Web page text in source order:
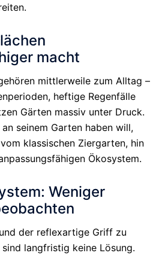
macht
mittlerweile zum Alltag –
heftige Regenfälle
Gärten massiv unter Druck.
seinem Garten haben will,
klassischen Ziergarten, hin
Ökosystem.
Weniger
der reflexartige Griff zu
langfristig keine Lösung.